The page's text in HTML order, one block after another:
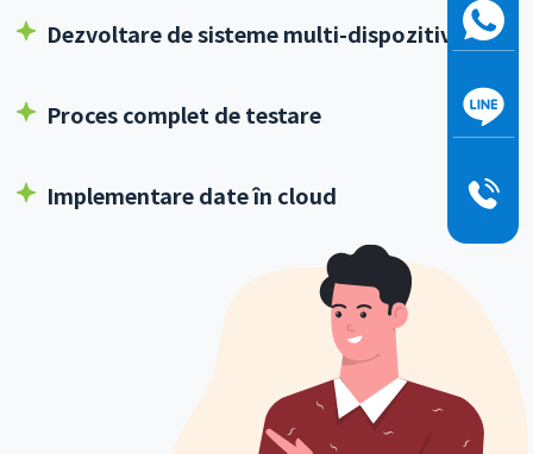
Dezvoltare de sisteme multi-dispozitiv
Proces complet de testare
Implementare date în cloud